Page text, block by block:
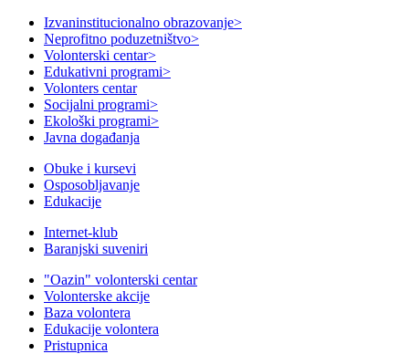
Izvaninstitucionalno obrazovanje>
Neprofitno poduzetništvo>
Volonterski centar>
Edukativni programi>
Volonters centar
Socijalni programi>
Ekološki programi>
Javna događanja
Obuke i kursevi
Osposobljavanje
Edukacije
Internet-klub
Baranjski suveniri
"Oazin" volonterski centar
Volonterske akcije
Baza volontera
Edukacije volontera
Pristupnica